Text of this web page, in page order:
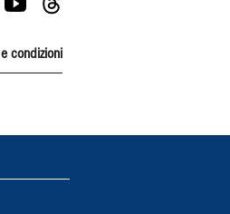
e condizioni